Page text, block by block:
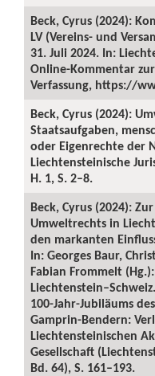
Beck, Cyrus (2024):
LV (Vereins- und
31. Juli 2024. In:
Online-Kommentar
Verfassung, https://
Beck, Cyrus (2024):
Staatsaufgaben,
oder Eigenrechte der
Liechtensteinische
H. 1, S. 2–8.
Beck, Cyrus (2024):
Umweltrechts in
den markanten
In: Georges Baur,
Fabian Frommelt
100-Jahr-Jubiläums
Gamprin-Bendern:
Liechtensteinischen
Gesellschaft
Bd. 64), S. 161–193.